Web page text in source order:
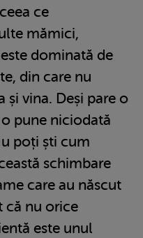
ce
mămici,
dominată de
din care nu
și vina. Deși pare o
pune niciodată
poți ști cum
schimbare
care au născut
că nu orice
este unul